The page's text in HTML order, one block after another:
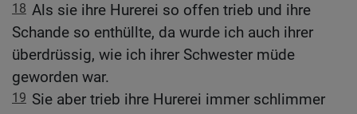
18 Als sie ihre Hurerei so offen trieb und ihre
Schande so enthüllte, da wurde ich auch ihrer
überdrüssig, wie ich ihrer Schwester müde
geworden war.
19 Sie aber trieb ihre Hurerei immer schlimmer